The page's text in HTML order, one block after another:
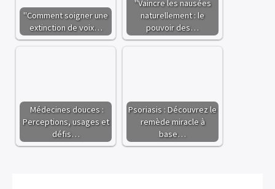
"Comment soigner une
extinction de voix…
"Vaincre les nausées
naturellement : le
pouvoir des…
Médecines douces :
Perceptions, usages et
défis…
Psoriasis : Découvrez le
remède miracle à
base…